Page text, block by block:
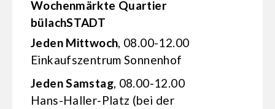
Wochenmärkte Quartier
bülachSTADT
Jeden Mittwoch, 08.00-12.00
Einkaufs­zentrum Sonnenhof
Jeden Samstag, 08.00-12.00
Hans-Haller-Platz (bei der